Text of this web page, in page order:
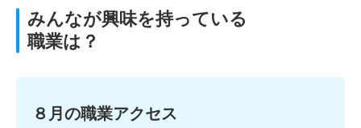
みんなが興味を持っている
職業は？
８月の職業アクセス